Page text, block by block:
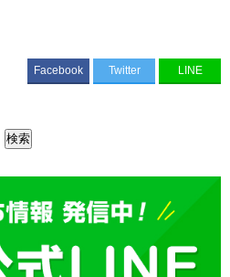
Facebook Twitter LINE
検索